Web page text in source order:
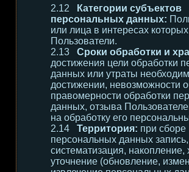
Категории субъектов
персональных данных:
или лица в интересах
Пользователи.
Сроки обработки и
достижения цели обработки
данных или утраты
достижении, невозможности
правомерности обработки
данных, отзыва
на обработку его
Территория: при сборе
персональных данных запись,
систематизация, накопление,
уточнение (обновление,